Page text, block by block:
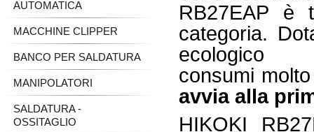
RB27EAP è
categoria.
consumi
avvia alla
HIKOKI
AUTOMATICA
MACCHINE CLIPPER
BANCO PER SALDATURA
MANIPOLATORI
SALDATURA -
OSSITAGLIO